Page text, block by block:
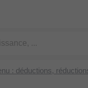
: déductions,